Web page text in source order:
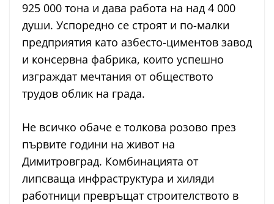
925 000 тона и дава работа на над 4 000
души. Успоредно се строят и по-малки
предприятия като азбесто-циментов завод
и консервна фабрика, които успешно
изграждат мечтания от обществото
трудов облик на града.
Не всичко обаче е толкова розово през
първите години на живот на
Димитровград. Комбинацията от
липсваща инфраструктура и хиляди
работници превръщат строителството в